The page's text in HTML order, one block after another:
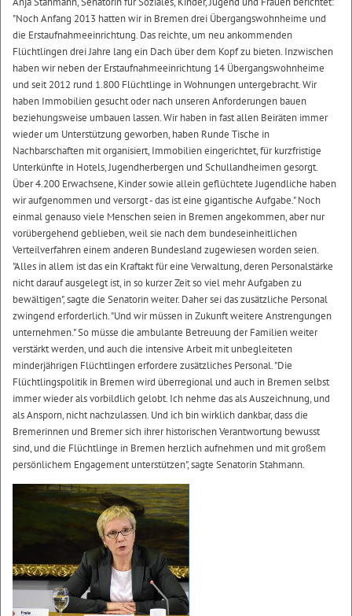
"Noch Anfang 2013 hatten wir in Bremen drei Übergangswohnheime und
die Erstaufnahmeeinrichtung. Das reichte, um neu ankommenden
Flüchtlingen drei Jahre lang ein Dach über dem Kopf zu bieten. Inzwischen
haben wir neben der Erstaufnahmeeinrichtung 14 Übergangswohnheime
und seit 2012 rund 1.800 Flüchtlinge in Wohnungen untergebracht. Wir
haben Immobilien gesucht oder nach unseren Anforderungen bauen
beziehungsweise umbauen lassen. Wir haben in fast allen Beiräten immer
wieder um Unterstützung geworben, haben Runde Tische in
Nachbarschaften mit organisiert, Immobilien eingerichtet, für kurzfristige
Unterkünfte in Hotels, Jugendherbergen und Schullandheimen gesorgt.
Über 4.200 Erwachsene, Kinder sowie allein geflüchtete Jugendliche haben
wir aufgenommen und versorgt - das ist eine gigantische Aufgabe." Noch
einmal genauso viele Menschen seien in Bremen angekommen, aber nur
vorübergehend geblieben, weil sie nach dem bundeseinheitlichen
Verteilverfahren einem anderen Bundesland zugewiesen worden seien.
"Alles in allem ist das ein Kraftakt für eine Verwaltung, deren Personalstärke
nicht darauf ausgelegt ist, in so kurzer Zeit so viel mehr Aufgaben zu
bewältigen", sagte die Senatorin weiter. Daher sei das zusätzliche Personal
zwingend erforderlich. "Und wir müssen in Zukunft weitere Anstrengungen
unternehmen." So müsse die ambulante Betreuung der Familien weiter
verstärkt werden, und auch die intensive Arbeit mit unbegleiteten
minderjährigen Flüchtlingen erfordere zusätzliches Personal. "Die
Flüchtlingspolitik in Bremen wird überregional und auch in Bremen selbst
immer wieder als vorbildlich gelobt. Ich nehme das als Auszeichnung, und
als Ansporn, nicht nachzulassen. Und ich bin wirklich dankbar, dass die
Bremerinnen und Bremer sich ihrer historischen Verantwortung bewusst
sind, und die Flüchtlinge in Bremen herzlich aufnehmen und mit großem
persönlichem Engagement unterstützen", sagte Senatorin Stahmann.